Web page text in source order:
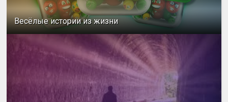
Весёлые истории из жизни